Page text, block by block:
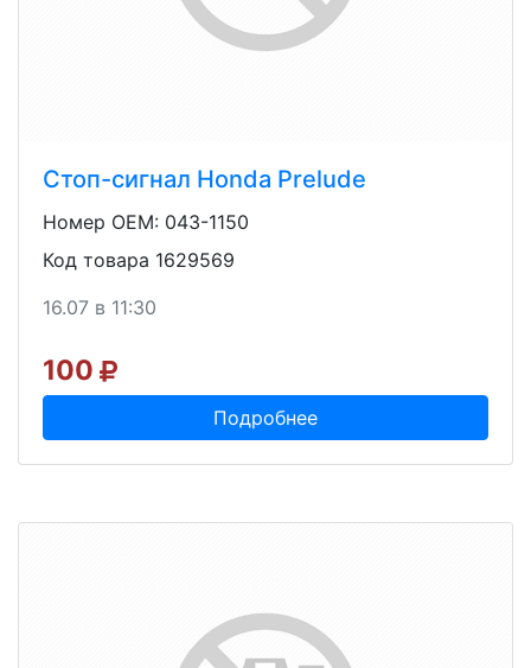
Стоп-сигнал Honda Prelude
Номер OEM: 043-1150
Код товара 1629569
16.07 в 11:30
100
Подробнее